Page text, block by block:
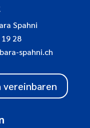
Spahni
28
spahni.ch
vereinbaren